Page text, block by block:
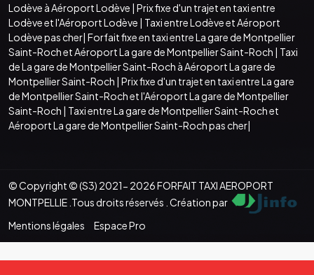
Lodève à Aéroport Lodève | Prix fixe d'un trajet en taxi entre
Lodève et l'Aéroport Lodève | Taxi entre Lodève et Aéroport
Lodève pas cher| Forfait fixe en taxi entre La gare de Montpellier
Saint-Roch et Aéroport La gare de Montpellier Saint-Roch | Taxi
de La gare de Montpellier Saint-Roch à Aéroport La gare de
Montpellier Saint-Roch | Prix fixe d'un trajet en taxi entre La gare
de Montpellier Saint-Roch et l'Aéroport La gare de Montpellier
Saint-Roch | Taxi entre La gare de Montpellier Saint-Roch et
Aéroport La gare de Montpellier Saint-Roch pas cher|
© Copyright © (S3) 2021- 2026 FORFAIT TAXI AEROPORT
MONTPELLIE .Tous droits réservés . Création par
Mentions légales
Espace Pro